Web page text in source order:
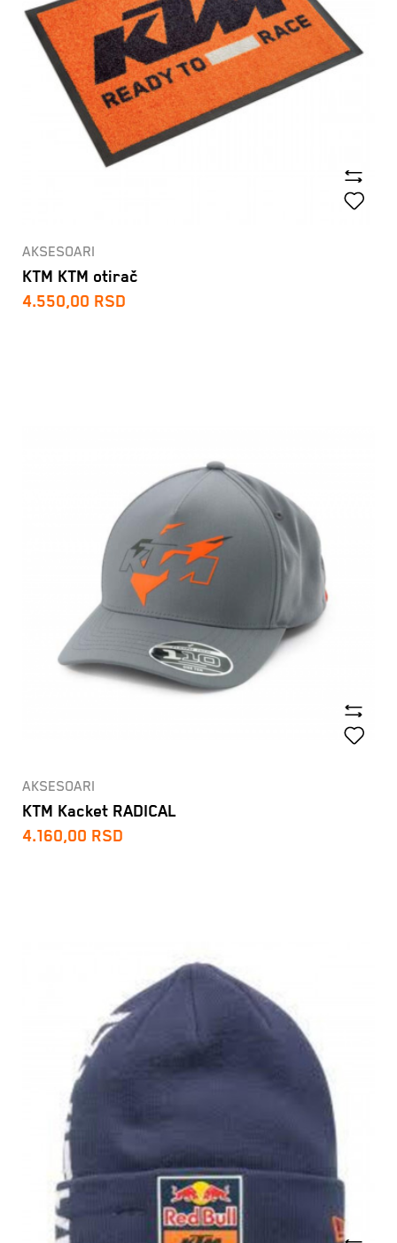
AKSESOARI
KTM KTM otirač
4.550,00 RSD
AKSESOARI
KTM Kacket RADICAL
4.160,00 RSD